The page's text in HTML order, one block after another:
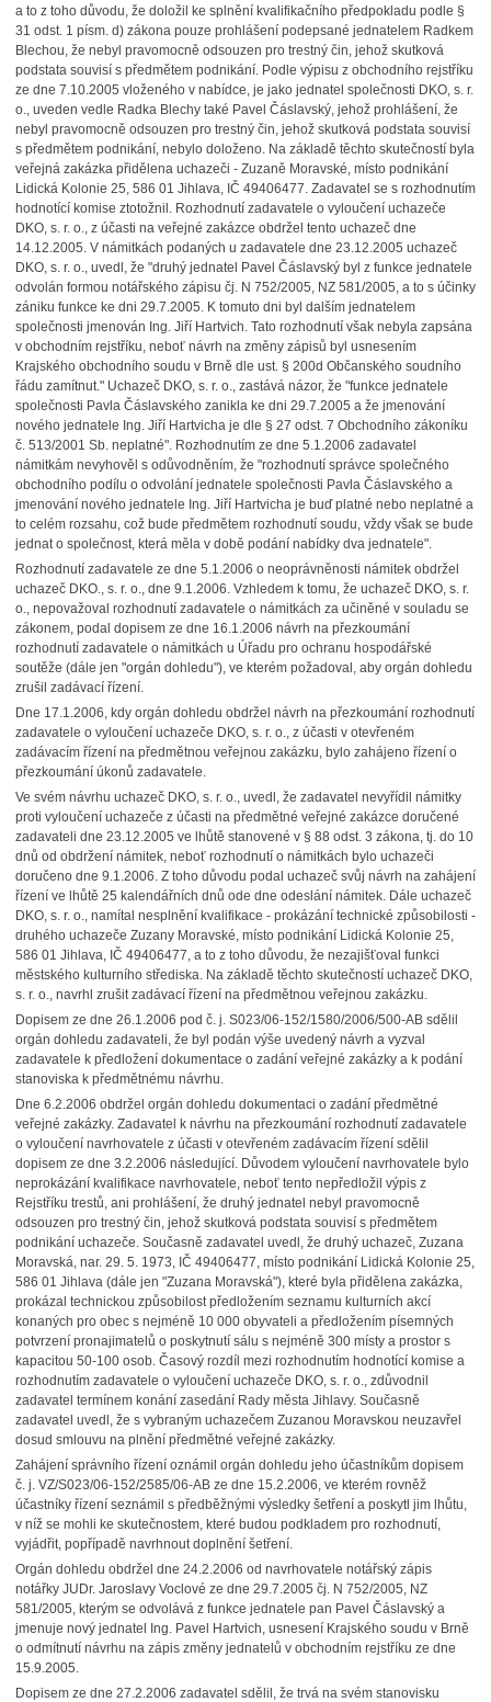
a to z toho důvodu, že doložil ke splnění kvalifikačního předpokladu podle §
31 odst. 1 písm. d) zákona pouze prohlášení podepsané jednatelem Radkem
Blechou, že nebyl pravomocně odsouzen pro trestný čin, jehož skutková
podstata souvisí s předmětem podnikání. Podle výpisu z obchodního rejstříku
ze dne 7.10.2005 vloženého v nabídce, je jako jednatel společnosti DKO, s. r.
o., uveden vedle Radka Blechy také Pavel Čáslavský, jehož prohlášení, že
nebyl pravomocně odsouzen pro trestný čin, jehož skutková podstata souvisí
s předmětem podnikání, nebylo doloženo. Na základě těchto skutečností byla
veřejná zakázka přidělena uchazeči - Zuzaně Moravské, místo podnikání
Lidická Kolonie 25, 586 01 Jihlava, IČ 49406477. Zadavatel se s rozhodnutím
hodnotící komise ztotožnil. Rozhodnutí zadavatele o vyloučení uchazeče
DKO, s. r. o., z účasti na veřejné zakázce obdržel tento uchazeč dne
14.12.2005. V námitkách podaných u zadavatele dne 23.12.2005 uchazeč
DKO, s. r. o., uvedl, že "druhý jednatel Pavel Čáslavský byl z funkce jednatele
odvolán formou notářského zápisu čj. N 752/2005, NZ 581/2005, a to s účinky
zániku funkce ke dni 29.7.2005. K tomuto dni byl dalším jednatelem
společnosti jmenován Ing. Jiří Hartvich. Tato rozhodnutí však nebyla zapsána
v obchodním rejstříku, neboť návrh na změny zápisů byl usnesením
Krajského obchodního soudu v Brně dle ust. § 200d Občanského soudního
řádu zamítnut." Uchazeč DKO, s. r. o., zastává názor, že "funkce jednatele
společnosti Pavla Čáslavského zanikla ke dni 29.7.2005 a že jmenování
nového jednatele Ing. Jiří Hartvicha je dle § 27 odst. 7 Obchodního zákoníku
č. 513/2001 Sb. neplatné". Rozhodnutím ze dne 5.1.2006 zadavatel
námitkám nevyhověl s odůvodněním, že "rozhodnutí správce společného
obchodního podílu o odvolání jednatele společnosti Pavla Čáslavského a
jmenování nového jednatele Ing. Jiří Hartvicha je buď platné nebo neplatné a
to celém rozsahu, což bude předmětem rozhodnutí soudu, vždy však se bude
jednat o společnost, která měla v době podání nabídky dva jednatele".
Rozhodnutí zadavatele ze dne 5.1.2006 o neoprávněnosti námitek obdržel
uchazeč DKO., s. r. o., dne 9.1.2006. Vzhledem k tomu, že uchazeč DKO, s. r.
o., nepovažoval rozhodnutí zadavatele o námitkách za učiněné v souladu se
zákonem, podal dopisem ze dne 16.1.2006 návrh na přezkoumání
rozhodnutí zadavatele o námitkách u Úřadu pro ochranu hospodářské
soutěže (dále jen "orgán dohledu"), ve kterém požadoval, aby orgán dohledu
zrušil zadávací řízení.
Dne 17.1.2006, kdy orgán dohledu obdržel návrh na přezkoumání rozhodnutí
zadavatele o vyloučení uchazeče DKO, s. r. o., z účasti v otevřeném
zadávacím řízení na předmětnou veřejnou zakázku, bylo zahájeno řízení o
přezkoumání úkonů zadavatele.
Ve svém návrhu uchazeč DKO, s. r. o., uvedl, že zadavatel nevyřídil námitky
proti vyloučení uchazeče z účasti na předmětné veřejné zakázce doručené
zadavateli dne 23.12.2005 ve lhůtě stanovené v § 88 odst. 3 zákona, tj. do 10
dnů od obdržení námitek, neboť rozhodnutí o námitkách bylo uchazeči
doručeno dne 9.1.2006. Z toho důvodu podal uchazeč svůj návrh na zahájení
řízení ve lhůtě 25 kalendářních dnů ode dne odeslání námitek. Dále uchazeč
DKO, s. r. o., namítal nesplnění kvalifikace - prokázání technické způsobilosti -
druhého uchazeče Zuzany Moravské, místo podnikání Lidická Kolonie 25,
586 01 Jihlava, IČ 49406477, a to z toho důvodu, že nezajišťoval funkci
městského kulturního střediska. Na základě těchto skutečností uchazeč DKO,
s. r. o., navrhl zrušit zadávací řízení na předmětnou veřejnou zakázku.
Dopisem ze dne 26.1.2006 pod č. j. S023/06-152/1580/2006/500-AB sdělil
orgán dohledu zadavateli, že byl podán výše uvedený návrh a vyzval
zadavatele k předložení dokumentace o zadání veřejné zakázky a k podání
stanoviska k předmětnému návrhu.
Dne 6.2.2006 obdržel orgán dohledu dokumentaci o zadání předmětné
veřejné zakázky. Zadavatel k návrhu na přezkoumání rozhodnutí zadavatele
o vyloučení navrhovatele z účasti v otevřeném zadávacím řízení sdělil
dopisem ze dne 3.2.2006 následující. Důvodem vyloučení navrhovatele bylo
neprokázání kvalifikace navrhovatele, neboť tento nepředložil výpis z
Rejstříku trestů, ani prohlášení, že druhý jednatel nebyl pravomocně
odsouzen pro trestný čin, jehož skutková podstata souvisí s předmětem
podnikání uchazeče. Současně zadavatel uvedl, že druhý uchazeč, Zuzana
Moravská, nar. 29. 5. 1973, IČ 49406477, místo podnikání Lidická Kolonie 25,
586 01 Jihlava (dále jen "Zuzana Moravská"), které byla přidělena zakázka,
prokázal technickou způsobilost předložením seznamu kulturních akcí
konaných pro obec s nejméně 10 000 obyvateli a předložením písemných
potvrzení pronajimatelů o poskytnutí sálu s nejméně 300 místy a prostor s
kapacitou 50-100 osob. Časový rozdíl mezi rozhodnutím hodnotící komise a
rozhodnutím zadavatele o vyloučení uchazeče DKO, s. r. o., zdůvodnil
zadavatel termínem konání zasedání Rady města Jihlavy. Současně
zadavatel uvedl, že s vybraným uchazečem Zuzanou Moravskou neuzavřel
dosud smlouvu na plnění předmětné veřejné zakázky.
Zahájení správního řízení oznámil orgán dohledu jeho účastníkům dopisem
č. j. VZ/S023/06-152/2585/06-AB ze dne 15.2.2006, ve kterém rovněž
účastníky řízení seznámil s předběžnými výsledky šetření a poskytl jim lhůtu,
v níž se mohli ke skutečnostem, které budou podkladem pro rozhodnutí,
vyjádřit, popřípadě navrhnout doplnění šetření.
Orgán dohledu obdržel dne 24.2.2006 od navrhovatele notářský zápis
notářky JUDr. Jaroslavy Voclové ze dne 29.7.2005 čj. N 752/2005, NZ
581/2005, kterým se odvolává z funkce jednatele pan Pavel Čáslavský a
jmenuje nový jednatel Ing. Pavel Hartvich, usnesení Krajského soudu v Brně
o odmítnutí návrhu na zápis změny jednatelů v obchodním rejstříku ze dne
15.9.2005.
Dopisem ze dne 27.2.2006 zadavatel sdělil, že trvá na svém stanovisku